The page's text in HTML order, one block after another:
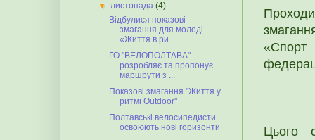
«Спорт
Цього
▼листопада(4)
Відбулися показові
змагання для молоді
«Життя в ри...
ГО "ВЕЛОПОЛТАВА"
розробляє та пропонує
маршрути з ...
Показові змагання "Життя у
ритмі Outdoor"
Полтавські велосипедисти
освоюють нові горизонти